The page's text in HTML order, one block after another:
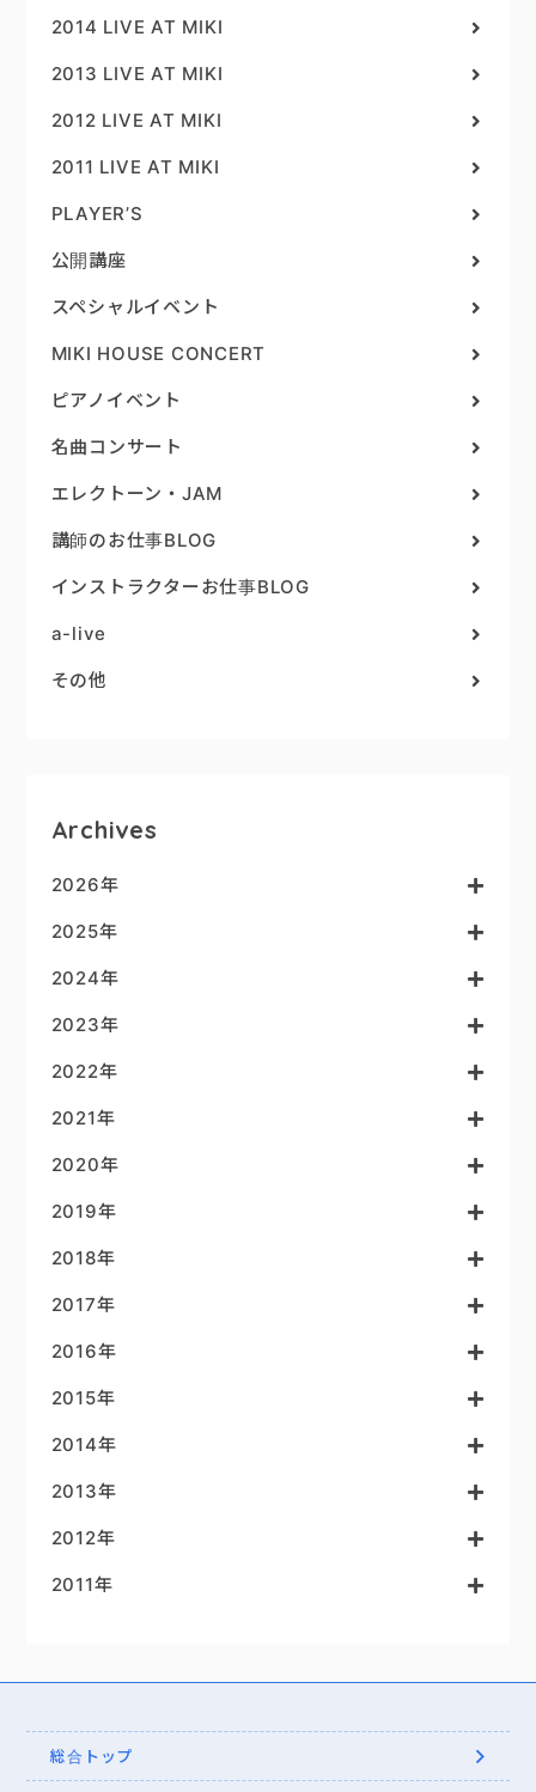
2014 LIVE AT MIKI
2013 LIVE AT MIKI
2012 LIVE AT MIKI
2011 LIVE AT MIKI
PLAYER’S
公開講座
スペシャルイベント
MIKI HOUSE CONCERT
ピアノイベント
名曲コンサート
エレクトーン・JAM
講師のお仕事BLOG
インストラクターお仕事BLOG
a-live
その他
Archives
2026年
2025年
2024年
2023年
2022年
2021年
2020年
2019年
2018年
2017年
2016年
2015年
2014年
2013年
2012年
2011年
総合トップ